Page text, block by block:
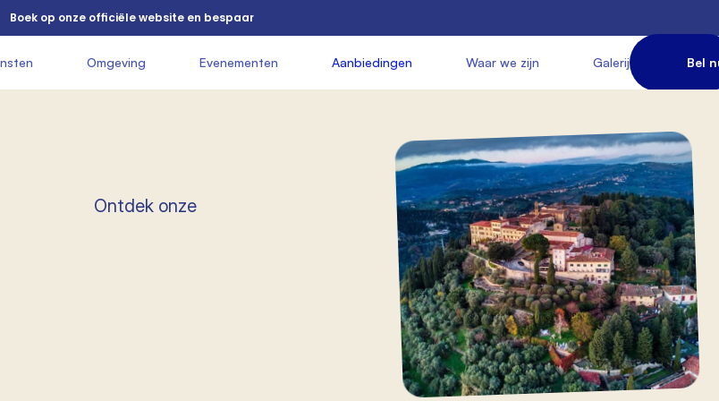
Boek op onze officiële website en bespaar
               Omgeving
               Evenementen
               Aanbiedingen
               Waar we zijn
               Galerij
Bel